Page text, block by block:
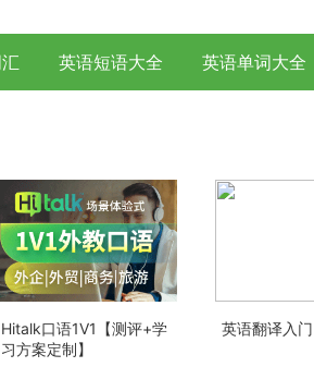
英语短语大全 英语单词大全
Hitalk口语1V1【测评+学
习方案定制】
英语翻译入门